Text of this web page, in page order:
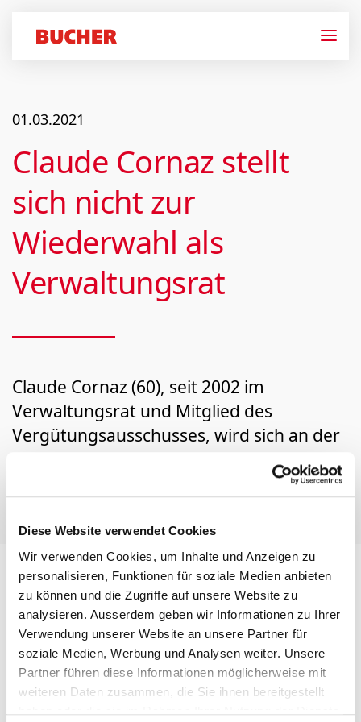
Diese Website verwendet Cookies
Wir verwenden Cookies, um Inhalte und Anzeigen zu
personalisieren, Funktionen für soziale Medien anbieten
zu können und die Zugriffe auf unsere Website zu
analysieren. Ausserdem geben wir Informationen zu Ihrer
Verwendung unserer Website an unsere Partner für
soziale Medien, Werbung und Analysen weiter. Unsere
Partner führen diese Informationen möglicherweise mit
weiteren Daten zusammen, die Sie ihnen bereitgestellt
01.03.2021
Claude Cornaz stellt
sich nicht zur
Wiederwahl als
Verwaltungs­rat
Claude Cornaz (60), seit 2002 im
Verwaltungsrat und Mitglied des
Vergütungsausschusses, wird sich an der
Generalversammlung 2021 nicht mehr
Wir danken ihm für sein langjähriges hohes
Engagement und sein unternehmerisch
geprägtes Denken zur strategischen Ausrichtung
des Konzerns und der Divisionen. Sein vertieftes
branchenspezifisches Wissen über die